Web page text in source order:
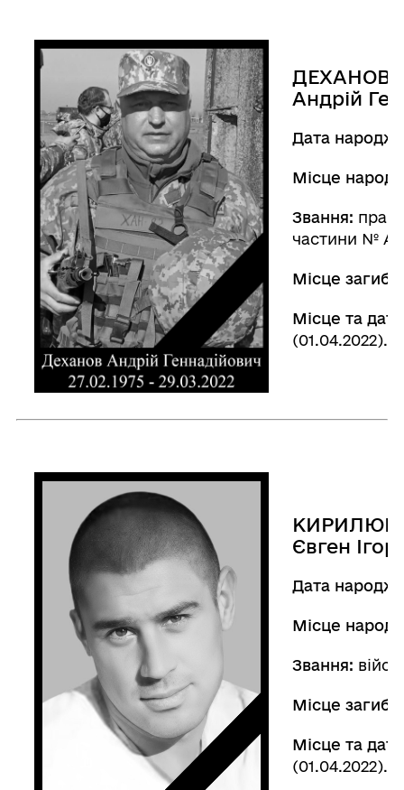
ДЕХАНОВ
Андрій
Дата
Місце
Звання:
частини №
Місце
Місце та
(01.04.2022).
КИРИЛЮК
Євген
Дата
Місце
Звання:
Місце
Місце та
(01.04.2022).